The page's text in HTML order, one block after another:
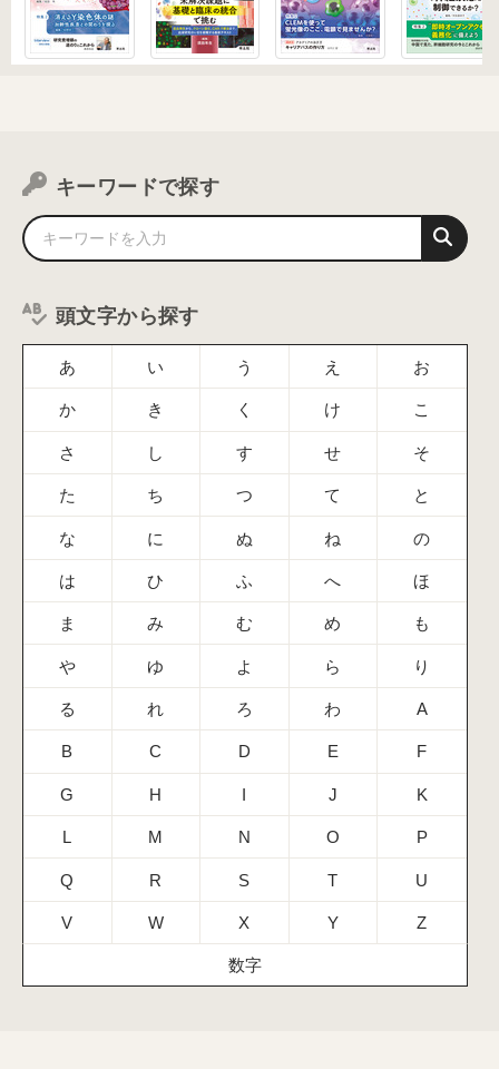
キーワードで探す
頭文字から探す
あ い う え お
か き く け こ
さ し す せ そ
た ち つ て と
な に ぬ ね の
は ひ ふ へ ほ
ま み む め も
や ゆ よ ら り
る れ ろ わ A
B C D E F
G H I J K
L M N O P
Q R S T U
V W X Y Z
数字